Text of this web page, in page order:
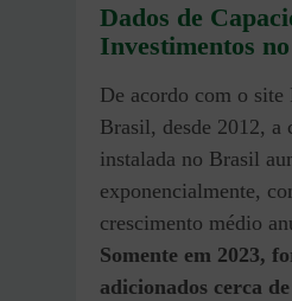
Dados de
Investimentos
De acordo com o site
Brasil, desde 2012, a
instalada no Brasil
exponencialmente,
crescimento médio
Somente em 2023,
adicionados cerca